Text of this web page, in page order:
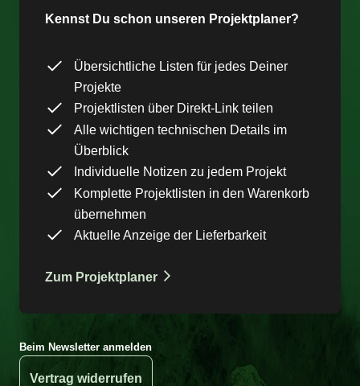
Kennst Du schon unseren Projektplaner?
Übersichtliche Listen für jedes Deiner
Projekte
Projektlisten über Direkt-Link teilen
Alle wichtigen technischen Details im
Überblick
Individuelle Notizen zu jedem Projekt
Komplette Projektlisten in den Warenkorb
übernehmen
Aktuelle Anzeige der Lieferbarkeit
Zum Projektplaner
Beim Newsletter anmelden
Vertrag widerrufen